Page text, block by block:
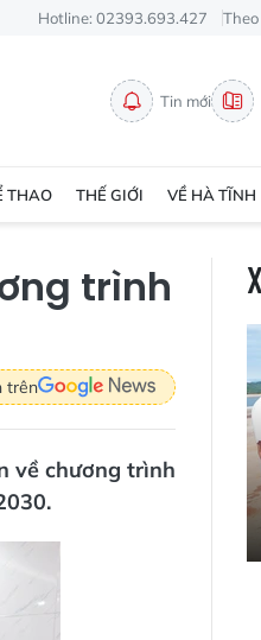
Hotline: 02393.693.427
Tin mới
THAO THẾ GIỚI VỀ HÀ TĨNH
trình
trên
về chương trình